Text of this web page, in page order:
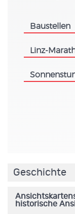
Baustellen
Linz-
Geschichte
historische